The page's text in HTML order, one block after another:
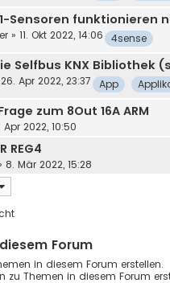
Sensoren funktionieren
» 11. Okt 2022, 14:06 4sense
Selfbus KNX Bibliothek
26. Apr 2022, 23:37 App
zum 8Out 16A ARM
Apr 2022, 10:50
REG4
8. Mär 2022, 15:28
Forum
in diesem Forum erstellen.
zu Themen in diesem Forum